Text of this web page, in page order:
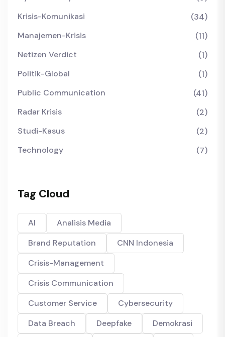
Krisis-Komunikasi
(34)
Manajemen-Krisis
(11)
Netizen Verdict
(1)
Politik-Global
(1)
Public Communication
(41)
Radar Krisis
(2)
Studi-Kasus
(2)
Technology
(7)
Tag Cloud
AI
Analisis Media
Brand Reputation
CNN Indonesia
Crisis-Management
Crisis Communication
Customer Service
Cybersecurity
Data Breach
Deepfake
Demokrasi